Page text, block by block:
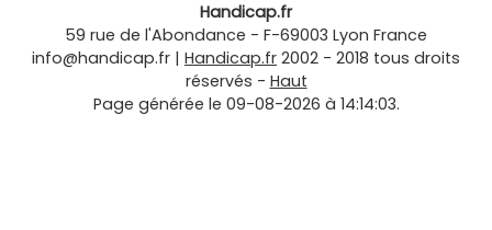
Handicap.fr
59 rue de l'Abondance - F-69003 Lyon France
info@handicap.fr | Handicap.fr 2002 - 2018 tous droits
réservés - Haut
Page générée le 09-08-2026 à 14:14:03.